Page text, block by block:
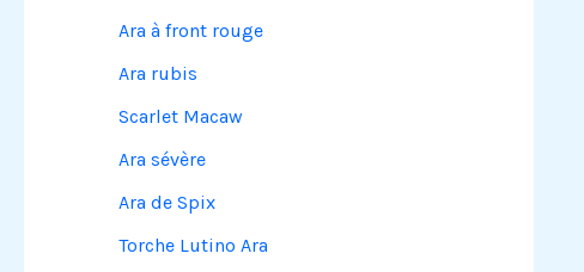
Ara à front rouge
Ara rubis
Scarlet Macaw
Ara sévère
Ara de Spix
Torche Lutino Ara